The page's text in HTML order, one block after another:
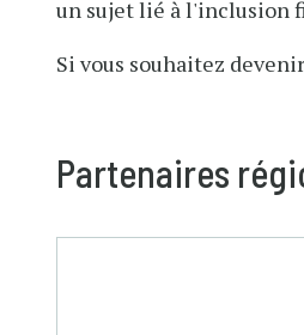
un sujet lié à l'inclusion
Si vous souhaitez
Partenaires